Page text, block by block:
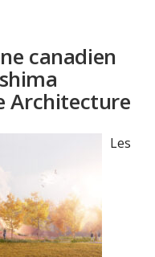
canadien
Architecture
Les